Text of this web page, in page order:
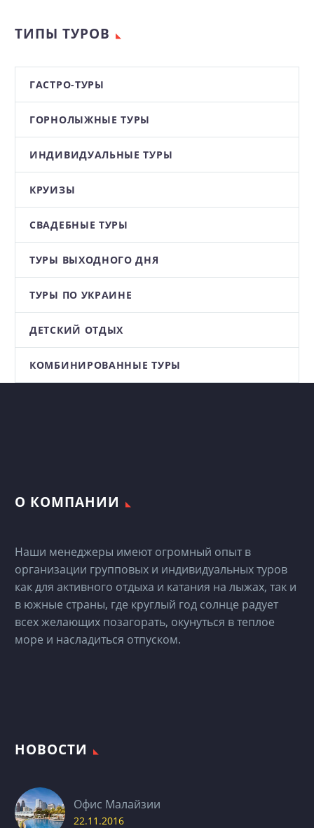
ТИПЫ ТУРОВ
ГАСТРО-ТУРЫ
ГОРНОЛЫЖНЫЕ ТУРЫ
ИНДИВИДУАЛЬНЫЕ ТУРЫ
КРУИЗЫ
СВАДЕБНЫЕ ТУРЫ
ТУРЫ ВЫХОДНОГО ДНЯ
ТУРЫ ПО УКРАИНЕ
ДЕТСКИЙ ОТДЫХ
КОМБИНИРОВАННЫЕ ТУРЫ
О КОМПАНИИ
Наши менеджеры имеют огромный опыт в
организации групповых и индивидуальных туров
как для активного отдыха и катания на лыжах, так и
в южные страны, где круглый год солнце радует
всех желающих позагорать, окунуться в теплое
море и насладиться отпуском.
НОВОСТИ
Офис Малайзии
22.11.2016